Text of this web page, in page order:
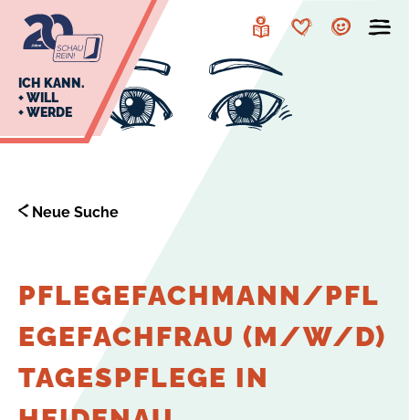
Navigation
Inhalt
Leichte
MerkzettelAccount
ICH KANN.
+ WILL
+ WERDE
Neue Suche
PFLEGEFACHMANN/PFL
EGEFACHFRAU (M/W/D)
TAGESPFLEGE IN